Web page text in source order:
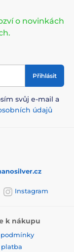
o novinkách
Přihlásit
svůj e-mail a
údajů
Instagram
k nákupu
platba